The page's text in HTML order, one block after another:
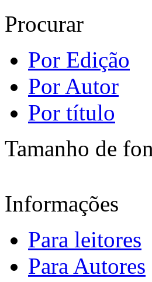
Procurar
Por Edição
Por Autor
Por título
Tamanho de
Informações
Para leitores
Para Autores